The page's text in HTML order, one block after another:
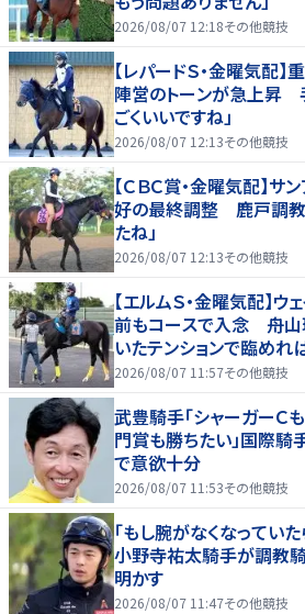
2026/08/07 12:18その他競技
【レパードＳ・金曜気配
陣営のトーンが急上昇
ごくいいですね」
2026/08/07 12:13その他競技
【ＣＢＣ賞・金曜気配】
好の最終調整 鹿戸調教
たね」
2026/08/07 12:13その他競技
【エルムＳ・金曜気配】
前もコースで入念 舟山
いたテンションで臨めれ
2026/08/07 11:57その他競技
武豊騎手「シャーガーＣ
門賞も勝ちたい」国際
で意欲十分
2026/08/07 11:53その他競技
「もし腕がなくなってい
小野寺祐太騎手が調教
明かす
2026/08/07 11:47その他競技